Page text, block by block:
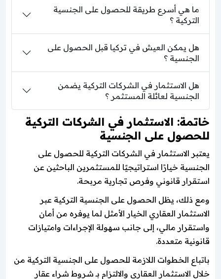
ما هي أسرع طريقة للحصول على الجنسية
التركية ؟
هل يمكن العيش في تركيا قبل الحصول على
الجنسية ؟
هل الاستثمار في الشركات التركية يضمن
الجنسية لعائلة المستثمر ؟
خاتمة: الاستثمار في الشركات التركية
للحصول على الجنسية
يعتبر الاستثمار في الشركات التركية للحصول على
الجنسية خيارًا استراتيجيًا للمستثمرين الباحثين عن
استقرار قانوني وفرص تجارية مربحة.
ومع ذلك، يظل الحصول على الجنسية التركية عبر
الاستثمار العقاري الخيار الأمثل لما يوفره من أمان
واستقرار مالي، إلى جانب سهولة الإجراءات وامتيازات
قانونية متعددة.
باتباع الخطوات اللازمة للحصول على الجنسية التركية من
خلال الاستثمار العقاري والالتزام بـ شروط شراء عقار